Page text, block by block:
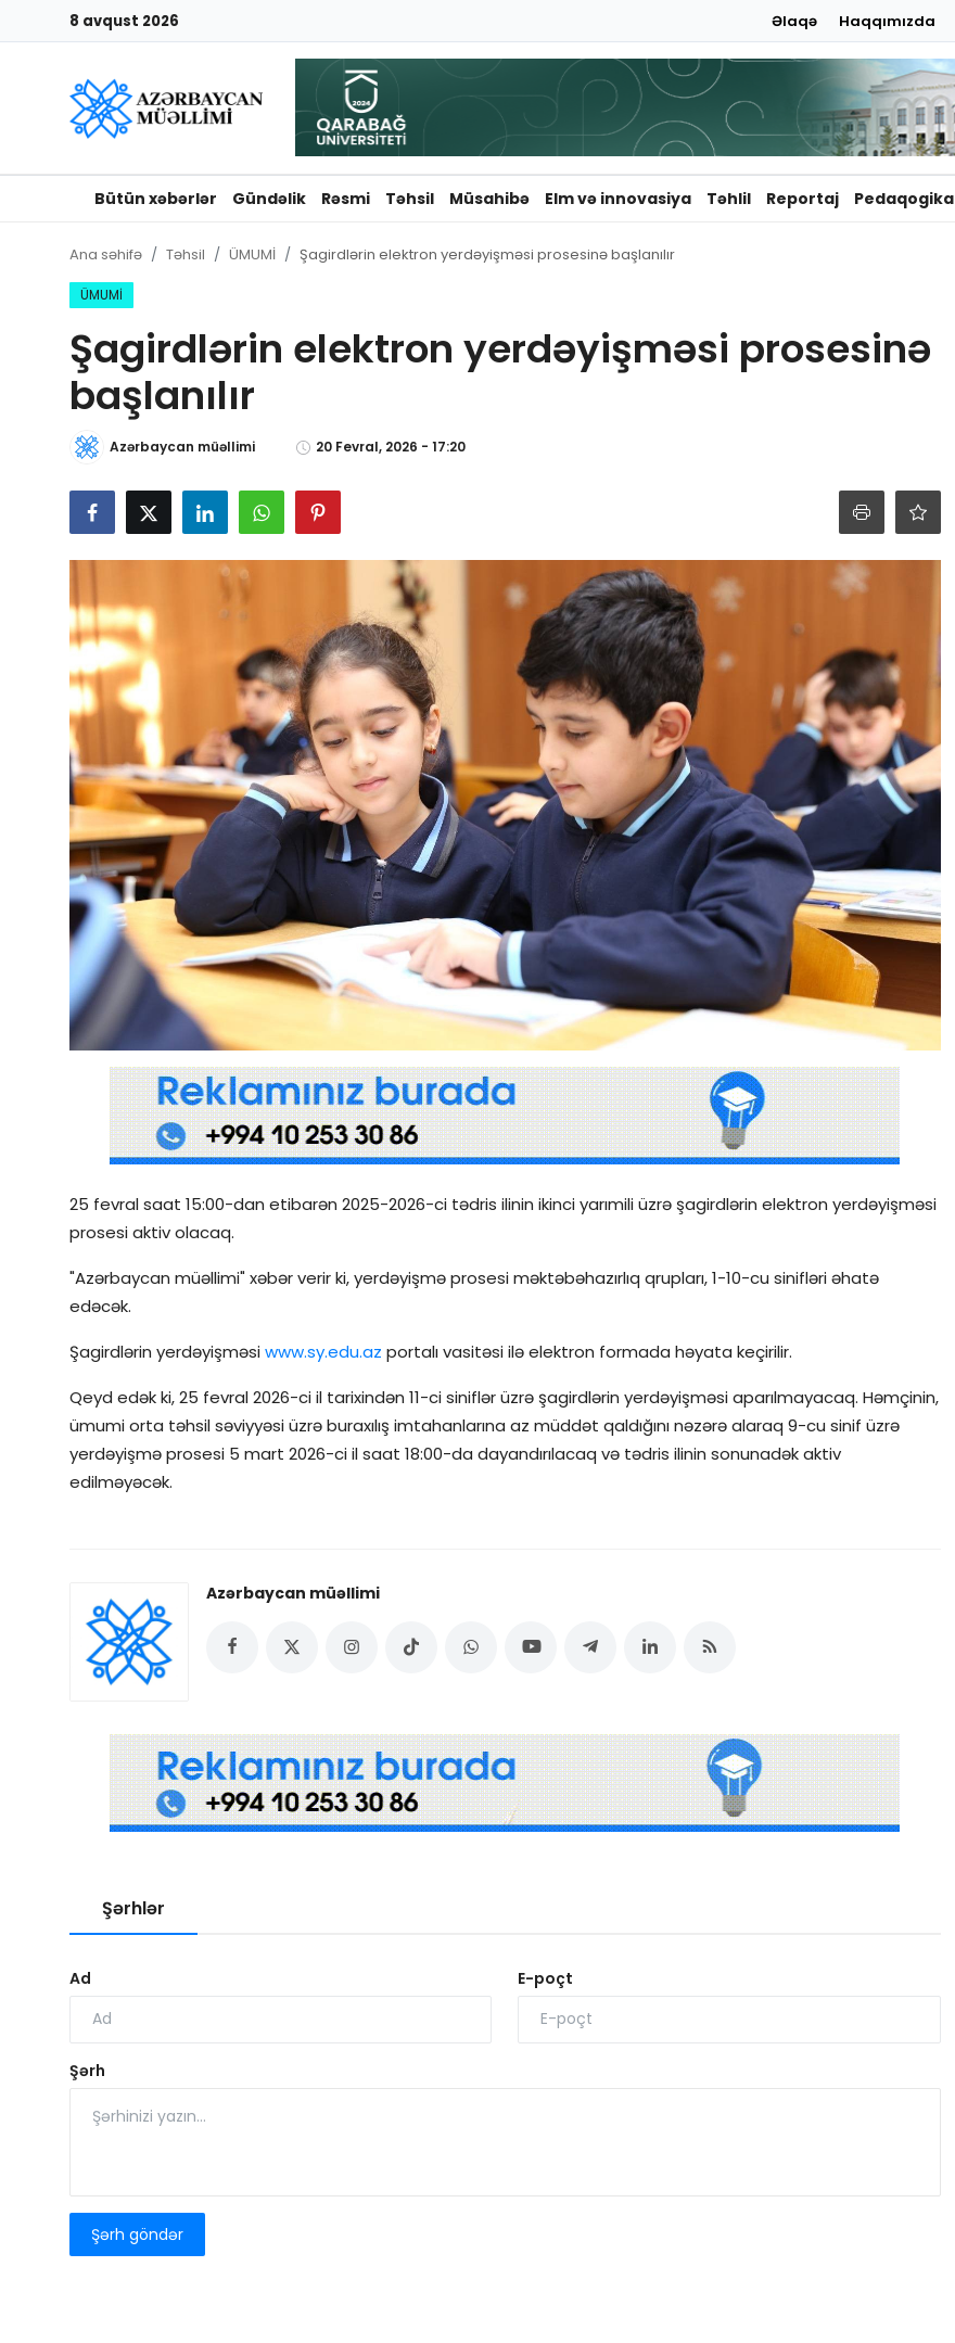
8 avqust 2026 Əlaqə Haqqımızda
Bütün xəbərlər Gündəlik Rəsmi Təhsil Müsahibə Elm və innovasiya Təhlil Reportaj Pedaqogika
Giriş
Qeydiyyat
Qəzetə elan ver
Haqqımızda
Reklam və elan
Biz kimik?
Bütün xəbərlər
Gündəlik
Müsahibə
Elm və innovasiya
Reportaj
Pedaqogika
Regionlar
Qəzetin PDF arxivi
İctimai şura
Ana səhifə Təhsil ÜMUMİ Şagirdlərin elektron yerdəyişməsi prosesinə başlanılır
ÜMUMİ
Şagirdlərin elektron yerdəyişməsi prosesinə
başlanılır
Azərbaycan müəllimi 20 Fevral, 2026 - 17:20
25 fevral saat 15:00-dan etibarən 2025-2026-ci tədris ilinin ikinci yarımili üzrə şagirdlərin elektron yerdəyişməsi
prosesi aktiv olacaq.
"Azərbaycan müəllimi" xəbər verir ki, yerdəyişmə prosesi məktəbəhazırlıq qrupları, 1-10-cu sinifləri əhatə
edəcək.
Şagirdlərin yerdəyişməsiwww.sy.edu.az portalı vasitəsi ilə elektron formada həyata keçirilir.
Qeyd edək ki, 25 fevral 2026-ci il tarixindən 11-ci siniflər üzrə şagirdlərin yerdəyişməsi aparılmayacaq. Həmçinin,
ümumi orta təhsil səviyyəsi üzrə buraxılış imtahanlarına az müddət qaldığını nəzərə alaraq 9-cu sinif üzrə
yerdəyişmə prosesi 5 mart 2026-ci il saat 18:00-da dayandırılacaq və tədris ilinin sonunadək aktiv
edilməyəcək.
Azərbaycan müəllimi
Şərhlər
Ad E-poçt
Şərh
Şərh göndər